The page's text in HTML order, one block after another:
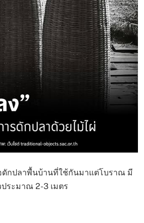
อดักปลาพื้นบ้านที่ใช้กันมาแต่โบราณ มี
ระมาณ 2-3 เมตร